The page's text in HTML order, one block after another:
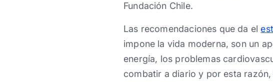
Fundación Chile.
Las recomendaciones que da el
impone la vida moderna, son un
energía, los problemas
combatir a diario y por esta